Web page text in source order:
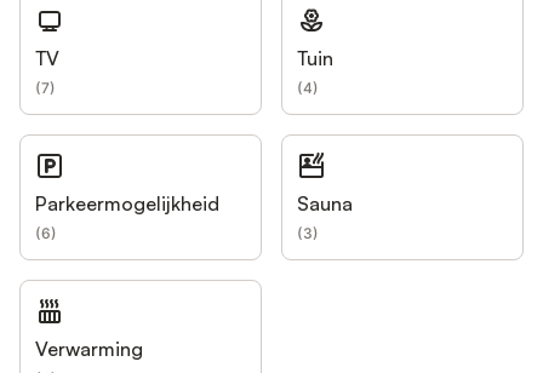
TV
(7)
Tuin
(4)
Parkeermogelijkheid
(6)
Sauna
(3)
Verwarming